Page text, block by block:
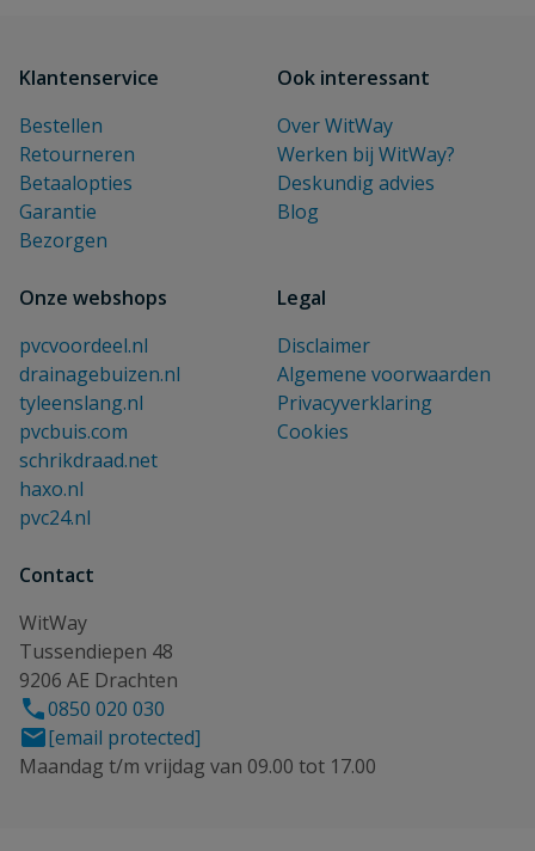
Klantenservice
Bestellen
Retourneren
Betaalopties
Garantie
Bezorgen
Ook interessant
Over WitWay
Werken bij WitWay?
Deskundig advies
Blog
Onze webshops
pvcvoordeel.nl
drainagebuizen.nl
tyleenslang.nl
pvcbuis.com
schrikdraad.net
haxo.nl
pvc24.nl
Legal
Disclaimer
Algemene voorwaarden
Privacyverklaring
Cookies
Contact
WitWay
Tussendiepen 48
9206 AE Drachten
0850 020 030
[email protected]
Maandag t/m vrijdag van 09.00 tot 17.00